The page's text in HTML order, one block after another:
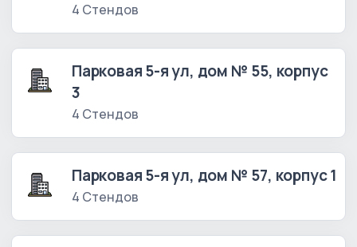
4 Стендов
Парковая 5-я ул, дом № 55, корпус
3
4 Стендов
Парковая 5-я ул, дом № 57, корпус 1
4 Стендов